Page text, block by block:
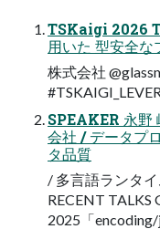
TSKaigi 2026
用いた 型安全
株式会社
SPEAKER 永
会社 / データプ
タ品質
/ 多言語ランタ
RECENT TALKS
2025「